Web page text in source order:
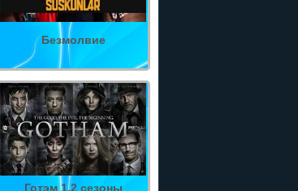
Безмолвие
Готэм 1,2 сезоны